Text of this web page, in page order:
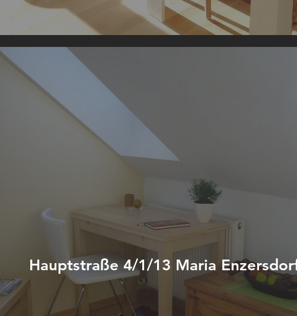
Hauptstraße 4/1/13 Maria